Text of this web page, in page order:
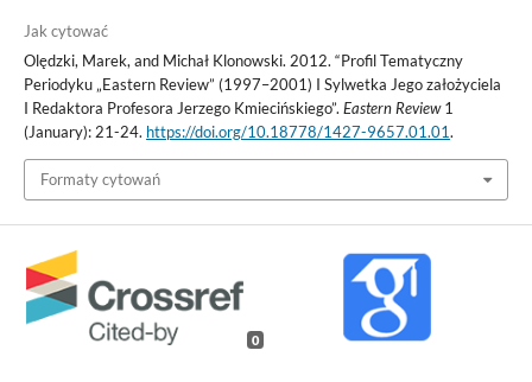
Jak cytować
Olędzki, Marek, and Michał Klonowski. 2012. “Profil Tematyczny
Periodyku „Eastern Review” (1997–2001) I Sylwetka Jego założyciela
I Redaktora Profesora Jerzego Kmiecińskiego”. Eastern Review1
(January): 21-24. https://doi.org/10.18778/1427-9657.01.01.
Formaty cytowań
0